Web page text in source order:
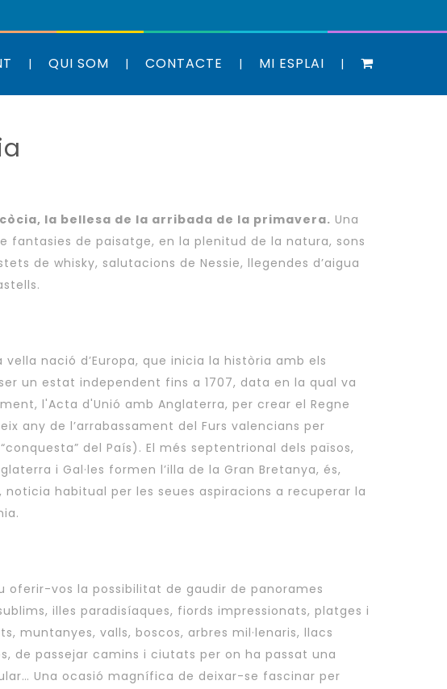
QUI SOM CONTACTE MI ESPLAI
la bellesa de la arribada de la primavera. Una
fantasies de paisatge, en la plenitud de la natura, sons
de whisky, salutacions de Nessie, llegendes d’aigua
vella nació d’Europa, que inicia la història amb els
un estat independent fins a 1707, data en la qual va
l'Acta d'Unió amb Anglaterra, per crear el Regne
any de l’arrabassament del Furs valencians per
del País). El més septentrional dels països,
i Gal·les formen l’illa de la Gran Bretanya, és,
habitual per les seues aspiracions a recuperar la
oferir-vos la possibilitat de gaudir de panorames
illes paradisíaques, fiords impressionats, platges i
muntanyes, valls, boscos, arbres mil·lenaris, llacs
de passejar camins i ciutats per on ha passat una
Una ocasió magnífica de deixar-se fascinar per